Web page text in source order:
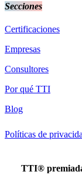
Secciones
Certificaciones
Empresas
Consultores
Por qué TTI
Blog
Políticas de
TTI®